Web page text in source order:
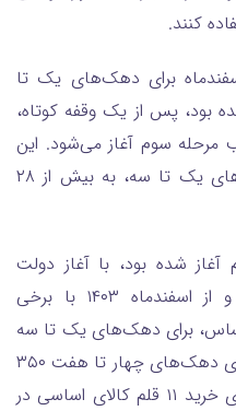
برای دهک‌های یک تا
بود، پس از یک وقفه کوتاه،
در قالب مرحله سوم آغاز می‌شود. این
مرحله با تأمین اعتبار برای دهک‌های یک تا سه، به بیش از ۲۸
شده بود، با آغاز دولت
چهاردهم با وقفه‌ای مواجه شد و از اسفندماه ۱۴۰۳ با برخی
برای دهک‌های یک تا سه
به ازای هر نفر ۵۰۰ هزار تومان و برای دهک‌های چهار تا هفت ۳۵۰
هزار تومان واریز شد. این مبالغ برای خرید ۱۱ قلم کالای اساسی در